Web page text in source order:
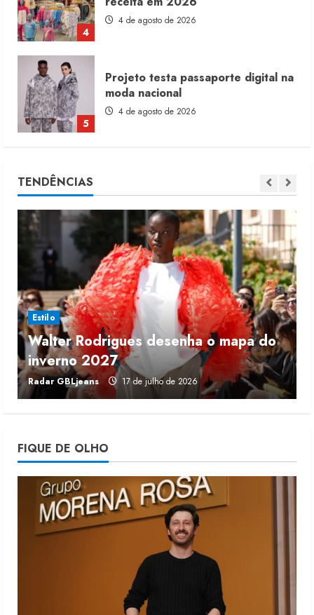
5
4 de agosto de 2026
1
Dia dos Pais reforça retomada da
moda no varejo
7 de agosto de 2026
2
3
Renata Caixeta assume Movimento
Sou de Algodão
5 de agosto de 2026
4
Fakini prevê R$345 milhões de
receita em 2026
4 de agosto de 2026
5
Projeto testa passaporte digital na
moda nacional
4 de agosto de 2026
TENDÊNCIAS
Estilo
Walter Rodrigues desenha o mapa do
inverno 2027
Radar GBLjeans 17 de julho de 2026
FIQUE DE OLHO